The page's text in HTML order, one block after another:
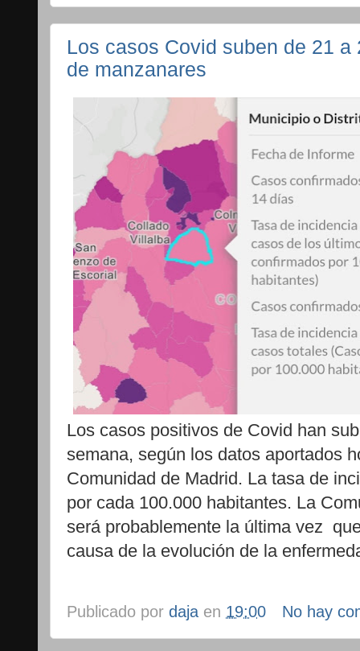
Los casos Covid suben de 21
de manzanares
Los casos positivos de Covid han
semana, según los datos aportados
Comunidad de Madrid. La tasa de
por cada 100.000 habitantes. La
será probablemente la última vez
causa de la evolución de la
Publicado por daja en 19:00 No hay